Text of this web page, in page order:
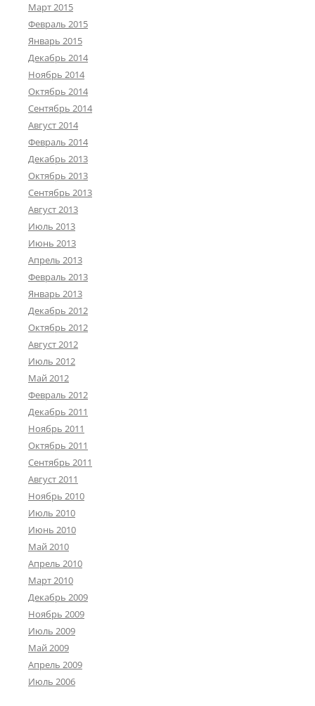
Март 2015
Февраль 2015
Январь 2015
Декабрь 2014
Ноябрь 2014
Октябрь 2014
Сентябрь 2014
Август 2014
Февраль 2014
Декабрь 2013
Октябрь 2013
Сентябрь 2013
Август 2013
Июль 2013
Июнь 2013
Апрель 2013
Февраль 2013
Январь 2013
Декабрь 2012
Октябрь 2012
Август 2012
Июль 2012
Май 2012
Февраль 2012
Декабрь 2011
Ноябрь 2011
Октябрь 2011
Сентябрь 2011
Август 2011
Ноябрь 2010
Июль 2010
Июнь 2010
Май 2010
Апрель 2010
Март 2010
Декабрь 2009
Ноябрь 2009
Июль 2009
Май 2009
Апрель 2009
Июль 2006